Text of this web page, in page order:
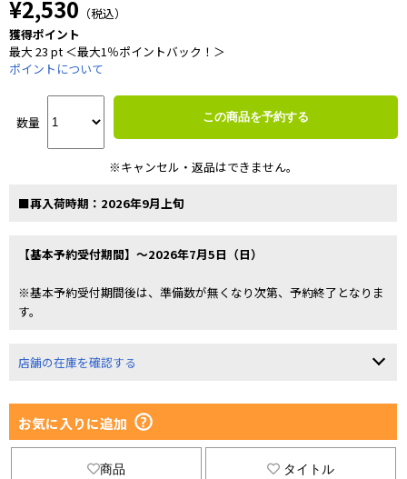
¥2,530 （税込）
獲得ポイント
最大 23 pt ＜最大1％ポイントバック！＞
ポイントについて
数量 この商品を予約する
※キャンセル・返品はできません。
■再入荷時期：2026年9月上旬
【基本予約受付期間】～2026年7月5日（日）
※基本予約受付期間後は、準備数が無くなり次第、予約終了となりま
す。
店舗の在庫を確認する
お気に入りに追加
商品 タイトル